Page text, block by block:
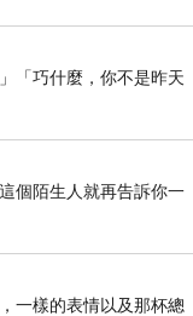
「巧什麼，你不是昨天
個陌生人就再告訴你一
一樣的表情以及那杯總